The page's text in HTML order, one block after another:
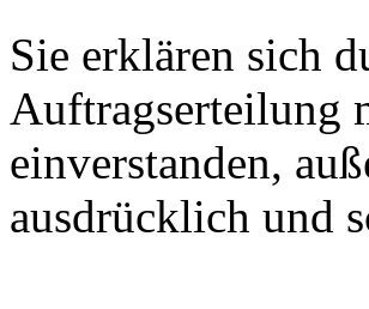
Sie erklären sich
Auftragserteilung
einverstanden,
ausdrücklich und